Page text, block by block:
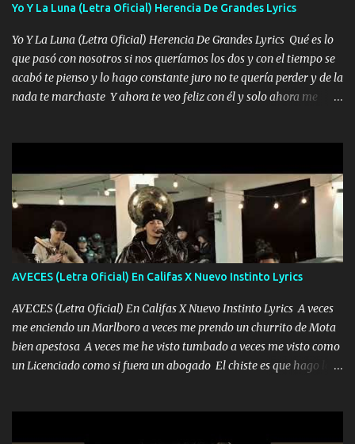
cuidan los santos y mi Dios cada día con mas ganas le doy todo
por un futuro mejor Música Empecé desde los trece y hasta la
fecha aún sigo vigente no soy manchado soy bueno pero si me
alteró de repente Mi carnal Abel aun lado ni uno con el otro no se
ha rajado pal Chinchillas un saludo y para un amigo que está en
Peñasco Me fajó una Glock al cinto y de Louis Vuitton son mis
Yo Y La Luna (Letra Oficial) Herencia De Grandes Lyrics
Yo Y La Luna (Letra Oficial) Herencia De Grandes Lyrics Qué es lo
que pasó con nosotros si nos queríamos los dos y con el tiempo se
acabó te pienso y lo hago constante juro no te quería perder y de la
nada te marchaste Y ahora te veo feliz con él y solo ahora me
pero eso ya no va a pasar me perderé en la soledad Porque me
mirabas bonito si yo no fui el final feliz el final fue triste pa mí Y
duele no tenerte aquí sabiendo que moría por ti yo y la luna
cantamos y por ti nos embriagamos Quién sabe qué será de mí si
contigo fui muy feliz a lo mejor no lloró pero muy en el fondo te
adoro
AVECES (Letra Oficial) En Califas X Nuevo Instinto Lyrics
AVECES (Letra Oficial) En Califas X Nuevo Instinto Lyrics A veces
me enciendo un Marlboro a veces me prendo un churrito de Mota
bien apestosa A veces me he visto tumbado a veces me visto como
un Licenciado como si fuera un abogado El chiste es que hago lo